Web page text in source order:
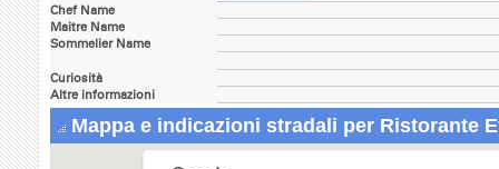
Chef Name
Maitre Name
Sommelier Name
Curiosità
Altre informazioni
Mappa e indicazioni stradali per Ristorante